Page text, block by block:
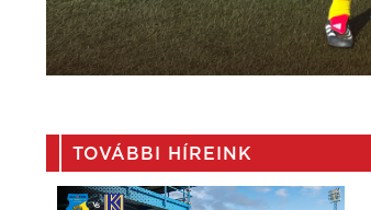
TOVÁBBI HÍREINK